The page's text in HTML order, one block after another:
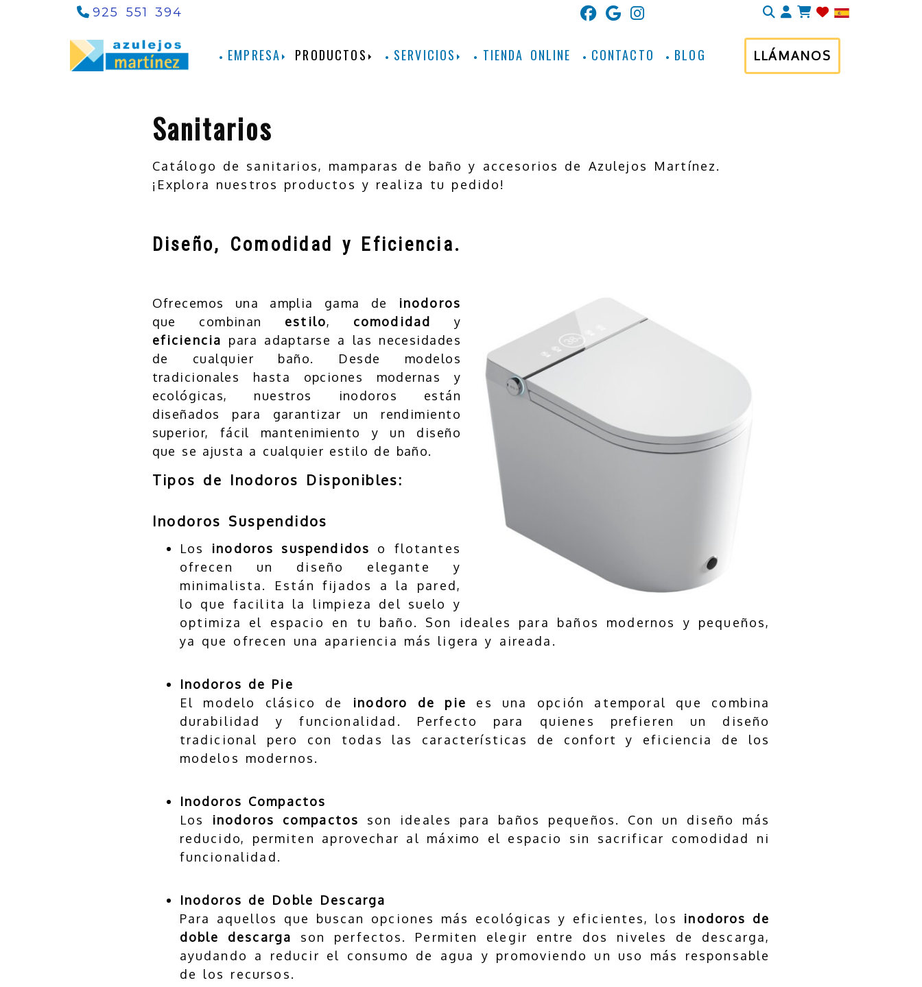
925 551 394 Identifícate
EMPRESA PRODUCTOS SERVICIOS TIENDA ONLINE CONTACTO BLOG LLÁMANOS
Sanitarios
Catálogo de sanitarios, mamparas de baño y accesorios de Azulejos Martínez.
¡Explora nuestros productos y realiza tu pedido!
Diseño, Comodidad y Eficiencia.
Ofrecemos una amplia gama de
inodoros
que combinan estilo, comodidad
y
eficiencia para adaptarse a las necesidades
de cualquier baño. Desde modelos
tradicionales hasta opciones modernas y
ecológicas, nuestros inodoros están
diseñados para garantizar un rendimiento
superior, fácil mantenimiento y un diseño
que se ajusta a cualquier estilo de baño.
Tipos de Inodoros Disponibles:
Inodoros Suspendidos
Los inodoros suspendidos
o flotantes
ofrecen un diseño elegante y
minimalista. Están fijados a la pared,
lo que facilita la limpieza del suelo y
optimiza el espacio en tu baño. Son ideales para baños modernos y pequeños,
ya que ofrecen una apariencia más ligera y aireada.
Inodoros de Pie
El modelo clásico de inodoro de pie es una opción atemporal que combina
durabilidad y funcionalidad. Perfecto para quienes prefieren un diseño
tradicional pero con todas las características de confort y eficiencia de los
modelos modernos.
Inodoros Compactos
Los
inodoros compactos
son ideales para baños pequeños. Con un diseño más
reducido, permiten aprovechar al máximo el espacio sin sacrificar comodidad ni
funcionalidad.
Inodoros de Doble Descarga
Para aquellos que buscan opciones más ecológicas y eficientes, los inodoros de
doble descarga
son perfectos. Permiten elegir entre dos niveles de descarga,
ayudando a reducir el consumo de agua y promoviendo un uso más responsable
de los recursos.